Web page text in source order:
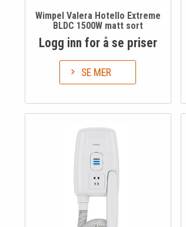
Wimpel Valera Hotello Extreme
BLDC 1500W matt sort
Logg inn for å se priser
SE MER